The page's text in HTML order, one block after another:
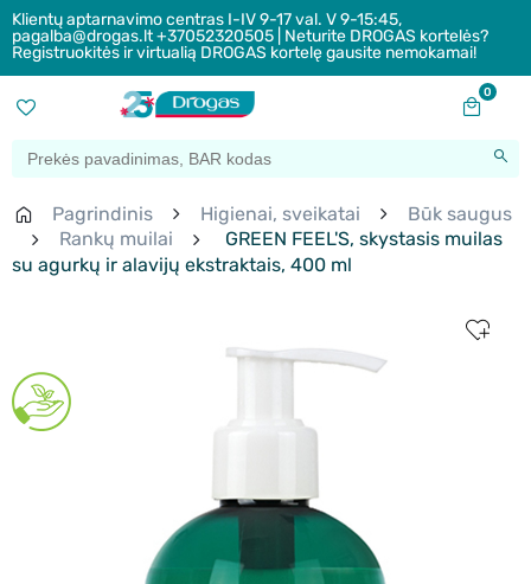
Klientų aptarnavimo centras I-IV 9-17 val. V 9-15:45,
pagalba@drogas.lt +37052320505 | Neturite DROGAS kortelės?
Registruokitės ir virtualią DROGAS kortelę gausite nemokamai!
0
Pagrindinis Higienai, sveikatai
Būk saugus
Rankų muilai
GREEN FEEL'S, skystasis muilas
su agurkų ir alavijų ekstraktais, 400 ml